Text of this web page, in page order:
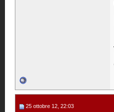
25 ottobre 12, 22:03